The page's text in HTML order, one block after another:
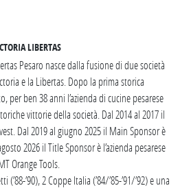
LIBERTAS
Pesaro nasce dalla fusione di due società
e la Libertas. Dopo la prima storica
per ben 38 anni l’azienda di cucine pesarese
vittorie della società. Dal 2014 al 2017 il
Dal 2019 al giugno 2025 il Main Sponsor è
2026 il Title Sponsor è l’azienda pesarese
Orange Tools.
’90), 2 Coppe Italia (’84/’85-’91/’92) e una